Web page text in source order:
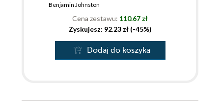
Benjamin Johnston
Cena zestawu: 110.67 zł
Zyskujesz: 92.23 zł (-45%)
Dodaj do koszyka